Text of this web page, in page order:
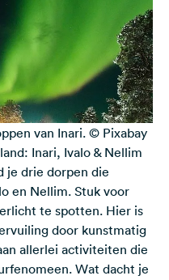
van Inari. © Pixabay
Inari, Ivalo & Nellim
je drie dorpen die
en Nellim. Stuk voor
te spotten. Hier is
door kunstmatig
allerlei activiteiten die
Wat dacht je